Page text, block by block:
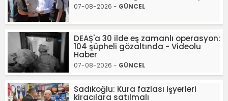
07-08-2026 - GÜNCEL
DEAŞ'a 30 ilde eş zamanlı operasyon:
104 şüpheli gözaltında - Videolu
Haber
07-08-2026 - GÜNCEL
Sadıkoğlu: Kura fazlası işyerleri
kiracılara satılmalı